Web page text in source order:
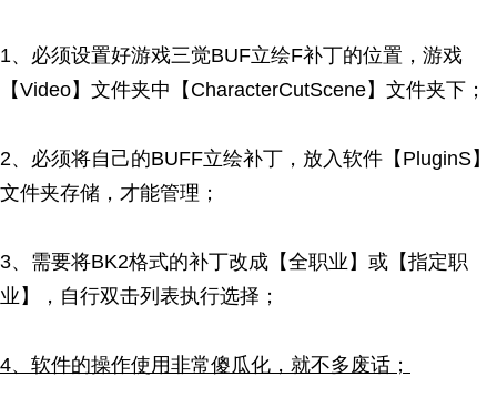
1、必须设置好游戏三觉BUF立绘F补丁的位置，游戏
【Video】文件夹中【CharacterCutScene】文件夹下；
2、必须将自己的BUFF立绘补丁，放入软件【PluginS】
文件夹存储，才能管理；
3、需要将BK2格式的补丁改成【全职业】或【指定职
业】，自行双击列表执行选择；
4、软件的操作使用非常傻瓜化，就不多废话；